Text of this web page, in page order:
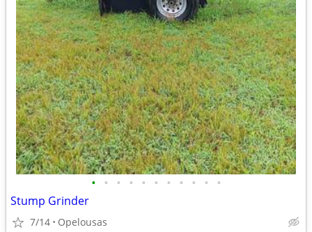
• • • • • • • • • • •
Stump Grinder
7/14 Opelousas